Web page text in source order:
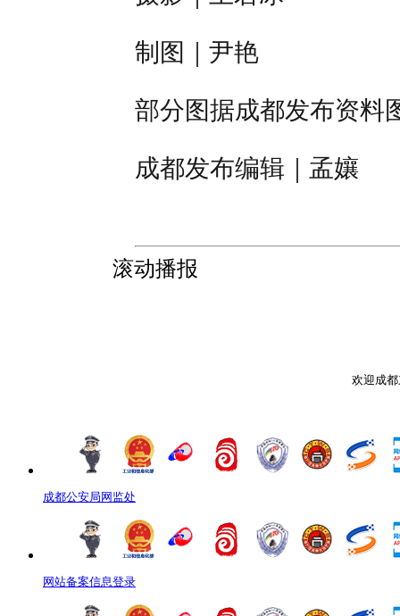
制图｜尹艳
部分图据成都发布资料
成都发布编辑｜孟孃
滚动播报
欢迎成
成都公安局网监处
网站备案信息登录